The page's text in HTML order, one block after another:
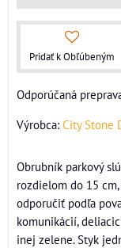
Pridať k Obľúbeným
Výrobca: City Stone
Obrubník parkový
rozdielom do 15
odporučiť podľa
komunikácií,
inej zelene. Styk